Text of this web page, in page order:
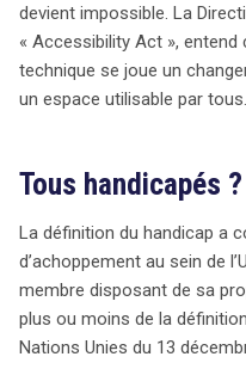
applications accessibles
personnes en situation
handicap dans ce cadre
limitations liées à l’âge
notamment en ce qui
sites doivent permettre
formulaires clairs et des
lecteurs d’écran. À partir
nouveaux services
tandis que les sites
devient impossible. La
« Accessibility Act », entend
technique se joue un
un espace utilisable par tous.
Tous handicapés ?
La définition du handicap a
d’achoppement au sein de
membre disposant de sa
plus ou moins de la
Nations Unies du 13